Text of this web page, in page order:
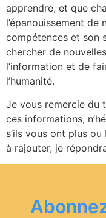
apprendre, et que
l’épanouissement
compétences et son
chercher de
l’information et de
l’humanité.
Je vous remercie du
ces informations,
s’ils vous ont plus
à rajouter, je